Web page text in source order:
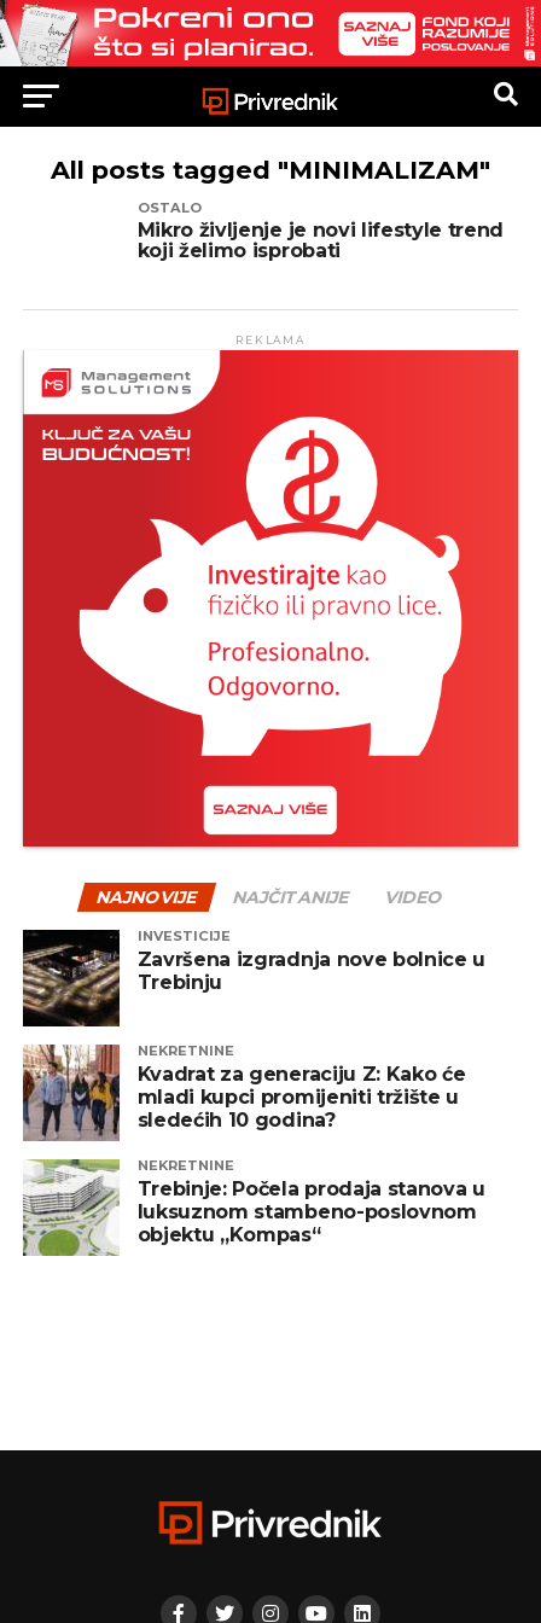
All posts tagged "MINIMALIZAM"
OSTALO
Mikro življenje je novi lifestyle trend
koji želimo isprobati
REKLAMA
NAJNOVIJE NAJČITANIJE VIDEO
INVESTICIJE
Završena izgradnja nove bolnice u
Trebinju
NEKRETNINE
Kvadrat za generaciju Z: Kako će
mladi kupci promijeniti tržište u
sledećih 10 godina?
NEKRETNINE
Trebinje: Počela prodaja stanova u
luksuznom stambeno-poslovnom
objektu „Kompas“